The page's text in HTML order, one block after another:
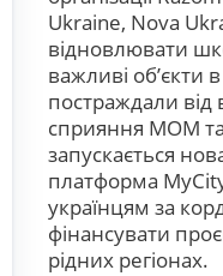
Ukraine, Nova
відновлювати
важливі об’єкти
постраждали від
сприяння МОМ
запускається
платформа
українцям за
фінансувати
рідних регіонах.